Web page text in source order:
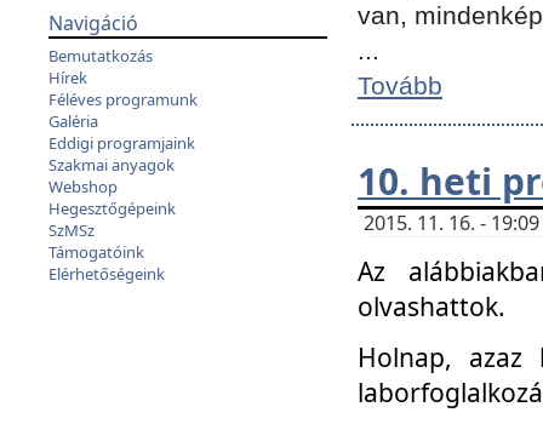
Navigáció
Bemutatkozás
Hírek
Féléves programunk
Galéria
Eddigi programjaink
Szakmai anyagok
Webshop
Hegesztőgépeink
SzMSz
Támogatóink
Elérhetőségeink
van,
...
Tovább
10. heti
2015. 11. 16. -
Az
olvashattok.
Holnap, azaz